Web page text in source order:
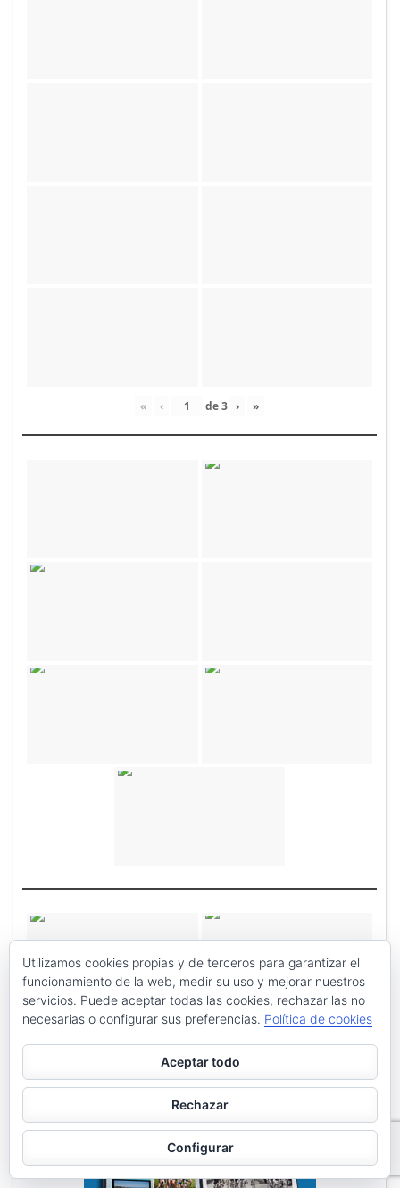
« ‹ de3 › »
Utilizamos cookies propias y de terceros para garantizar el
funcionamiento de la web, medir su uso y mejorar nuestros
servicios. Puede aceptar todas las cookies, rechazar las no
necesarias o configurar sus preferencias. Política de cookies
Aceptar todo
Rechazar
Configurar